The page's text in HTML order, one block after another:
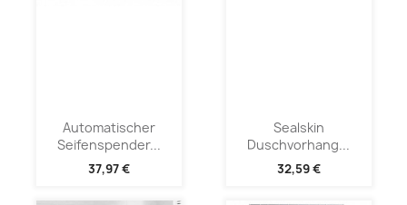
Automatischer
Seifenspender...
37,97 €
Sealskin
Duschvorhang...
32,59 €